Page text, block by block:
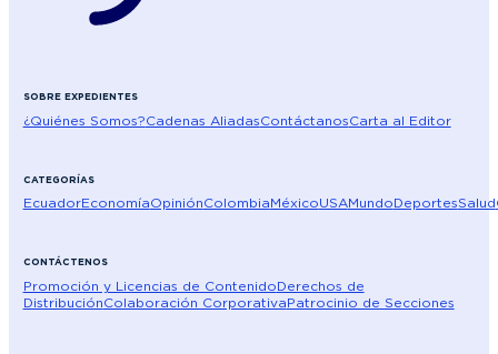
SOBRE EXPEDIENTES
¿Quiénes Somos?Cadenas AliadasContáctanosCarta al Editor
CATEGORÍAS
EcuadorEconomíaOpiniónColombiaMéxicoUSAMundoDeportesSalud
CONTÁCTENOS
Promoción y Licencias de ContenidoDerechos de
DistribuciónColaboración CorporativaPatrocinio de Secciones